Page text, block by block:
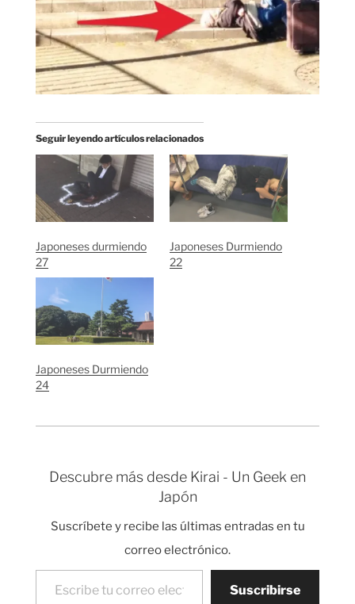
Seguir leyendo artículos relacionados
Japoneses durmiendo
27
Japoneses Durmiendo
22
Japoneses Durmiendo
24
Descubre más desde Kirai - Un Geek en
Japón
Suscríbete y recibe las últimas entradas en tu
correo electrónico.
Escribe tu correo electrónico…
Suscribirse